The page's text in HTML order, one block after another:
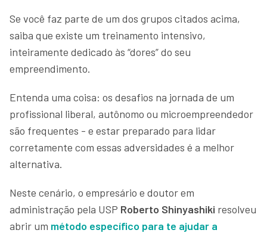
Se você faz parte de um dos grupos citados acima,
saiba que existe um treinamento intensivo,
inteiramente dedicado às “dores” do seu
empreendimento.
Entenda uma coisa: os desafios na jornada de um
profissional liberal, autônomo ou microempreendedor
são frequentes - e estar preparado para lidar
corretamente com essas adversidades é a melhor
alternativa.
Neste cenário, o empresário e doutor em
administração pela USP Roberto Shinyashiki resolveu
abrir um método específico para te ajudar a